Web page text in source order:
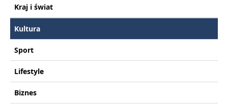
Kraj i świat
Kultura
Sport
Lifestyle
Biznes